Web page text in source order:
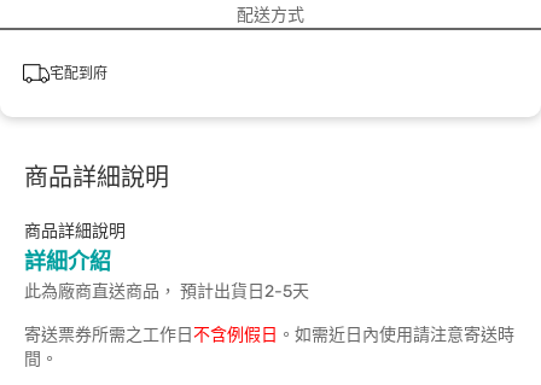
配送方式
宅配到府
商品詳細說明
商品詳細說明
詳細介紹
此為廠商直送商品， 預計出貨日2-5天
寄送票券所需之工作日不含例假日 。如需近日內使用請注意寄送時
間。